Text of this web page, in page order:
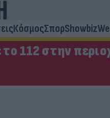
ΚόσμοςΣπορShowbiz
112 στην